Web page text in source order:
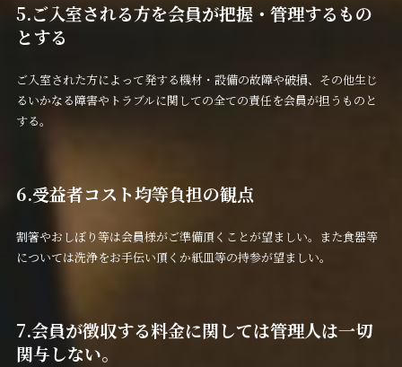
5.ご入室される方を会員が把握・管理するもの
とする
ご入室された方によって発する機材・設備の故障や破損、その他生じ
るいかなる障害やトラブルに関しての全ての責任を会員が担うものと
する。
6.受益者コスト均等負担の観点
割箸やおしぼり等は会員様がご準備頂くことが望ましい。また食器等
については洗浄をお手伝い頂くか紙皿等の持参が望ましい。
7.会員が徴収する料金に関しては管理人は一切
関与しない。